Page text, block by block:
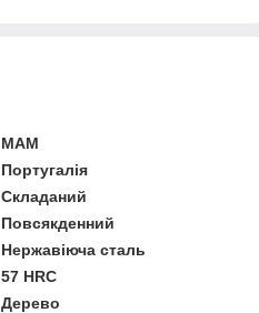
MAM
Португалія
Складаний
Повсякденний
Нержавіюча сталь
57 HRC
Дерево